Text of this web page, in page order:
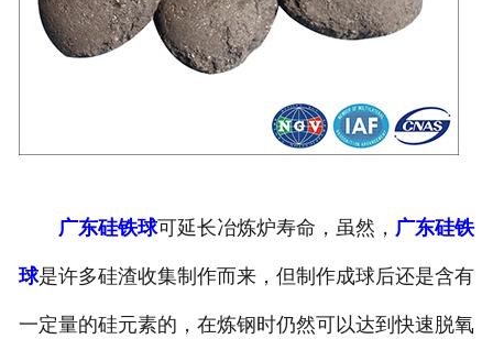
广东硅铁球可延长冶炼炉寿命，虽然， 广东硅铁
球是许多硅渣收集制作而来，但制作成球后还是含有
一定量的硅元素的，在炼钢时仍然可以达到快速脱氧